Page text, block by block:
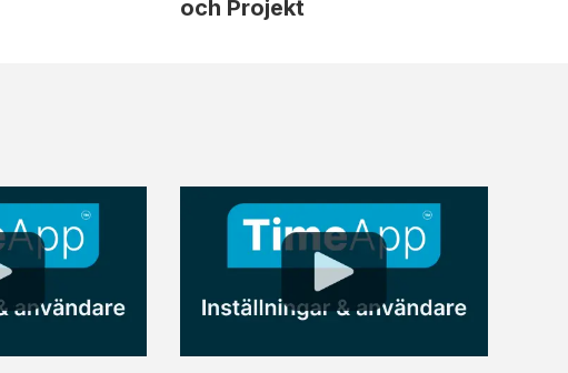
och Projekt